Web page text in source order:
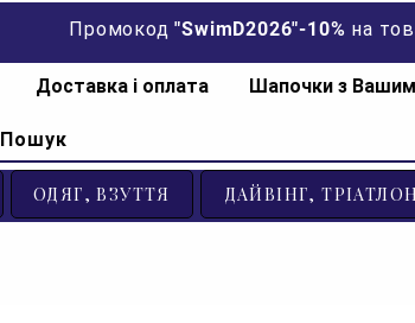
Промокод "SwimD2026"-10% на
Доставка і оплата Шапочки з
Пошук
ОДЯГ, ВЗУТТЯ ДАЙВІНГ, ТРІАТЛОН